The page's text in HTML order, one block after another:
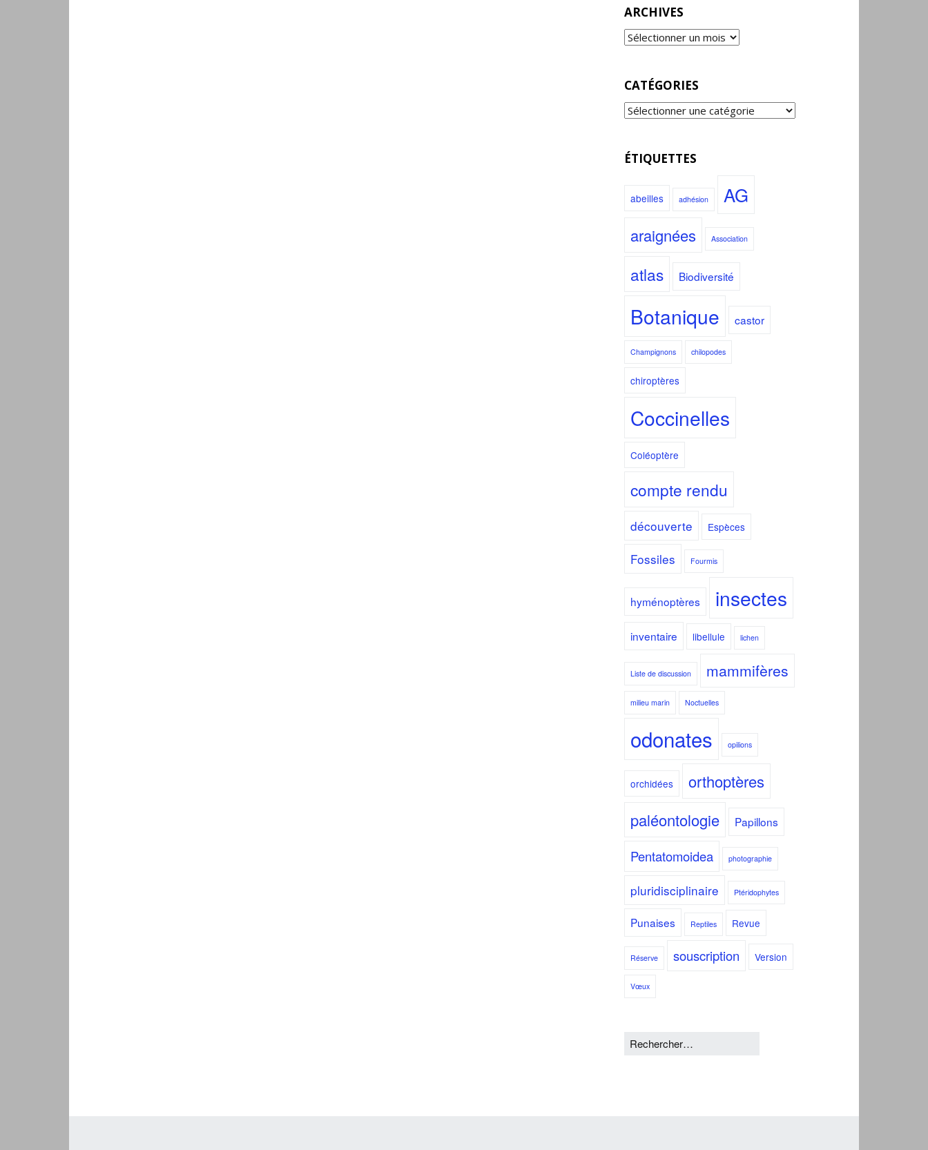
ARCHIVES
CATÉGORIES
ÉTIQUETTES
abeilles adhésion AG
araignées Association
atlas Biodiversité
Botanique castor
Champignons chilopodes
chiroptères
Coccinelles
Coléoptère
compte rendu
découverte Espèces
Fossiles Fourmis
hyménoptères insectes
inventaire libellule lichen
Liste de discussion mammifères
milieu marin Noctuelles
odonates opilions
orchidées
orthoptères
paléontologie
Papillons
Pentatomoidea photographie
pluridisciplinaire Ptéridophytes
Punaises Reptiles Revue
Réserve souscription Version
Vœux